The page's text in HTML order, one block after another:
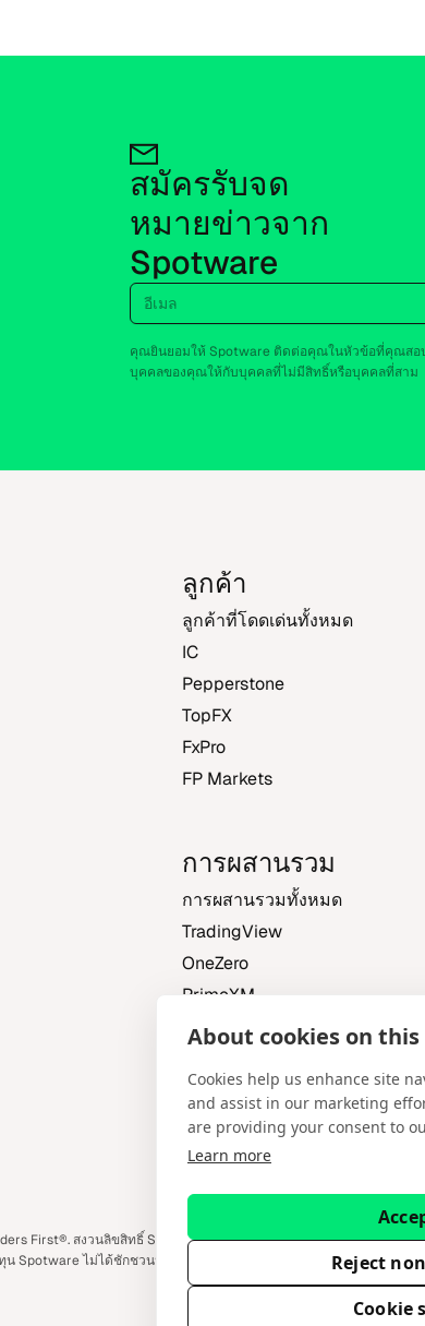
About cookies on
Cookies help us enhance site
and assist in our marketing
are providing your consent to
Learn more
Reject
Cookie
This
สมัครรับ​จด​
หมายข่าว​จาก
Spotware
อี​เมล
คุณยิน​ยอม​ให้ Spotware ติด​ต่อ​คุณ​ใน​หัว​ข้อ​ที่​คุณสอ
บุค​คลของ​คุณ​ให้​กับ​บุค​คลที่​ไม่มี​สิทธิ์หรือ​บุค​คลที่​สาม
ลูก​ค้า
ลูก​ค้า​ที่โดด​เด่น​ทั้ง​หมด
IC
Pepperstone
TopFX
FxPro
FP Markets
การผสาน​รวม
การผสาน​รวม​ทั้ง​หมด
TradingView
OneZero
PrimeXM
FXBO
First®. สงวน​ลิข​สิทธิ์ Spotware Systems Ltd ให้บริ​การแพลต​ฟอร์​ม​เ
Spotware ไม่​ได้​ชัก​ชวน​นัก​ลง​ทุน​ราย​ย่อย การพึ่ง​พา​ข้อ​มูลนี้​เป็น​ความ​เสี่ย